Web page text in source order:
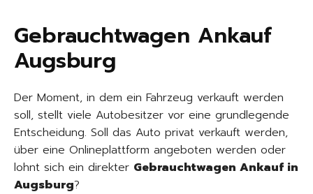
Gebrauchtwagen Ankauf
Augsburg
Der Moment, in dem ein Fahrzeug verkauft werden
soll, stellt viele Autobesitzer vor eine grundlegende
Entscheidung. Soll das Auto privat verkauft werden,
über eine Onlineplattform angeboten werden oder
lohnt sich ein direkter Gebrauchtwagen Ankauf in
Augsburg?